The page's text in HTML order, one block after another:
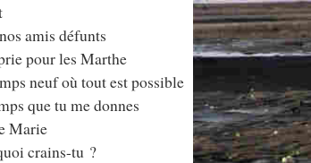
amis défunts
pour les Marthe
neuf où tout est possible
que tu me donnes
Marie
crains-tu ?